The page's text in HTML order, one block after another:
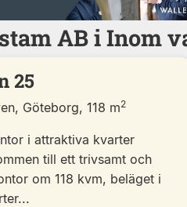
AB i Inom
25
Göteborg, 118 m2
i attraktiva kvarter
till ett trivsamt och
om 118 kvm, beläget i